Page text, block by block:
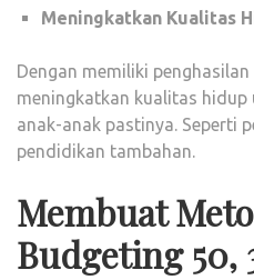
Meningkatkan Kualitas
Dengan memiliki
meningkatkan kualitas
anak-anak pastinya. Seperti
pendidikan tambahan.
Membuat
Budgeting 50,